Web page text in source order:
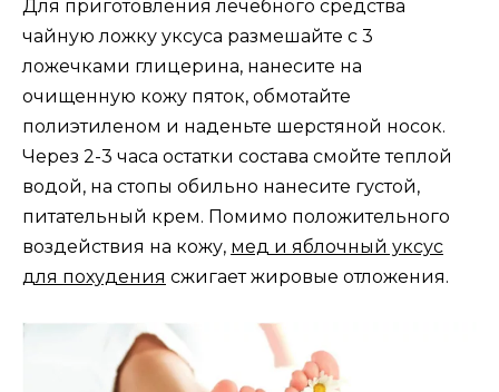
Для приготовления лечебного средства
чайную ложку уксуса размешайте с 3
ложечками глицерина, нанесите на
очищенную кожу пяток, обмотайте
полиэтиленом и наденьте шерстяной носок.
Через 2-3 часа остатки состава смойте теплой
водой, на стопы обильно нанесите густой,
питательный крем. Помимо положительного
воздействия на кожу, мед и яблочный уксус
для похудения сжигает жировые отложения.